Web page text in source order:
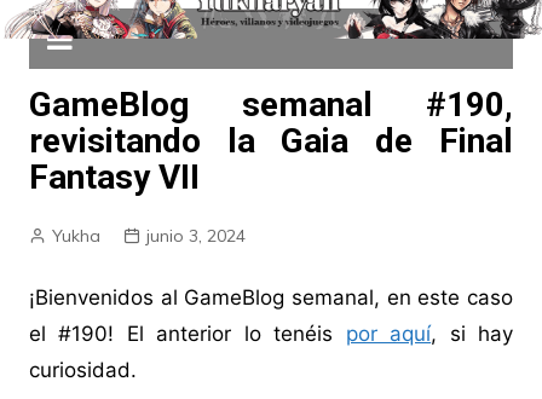
GameBlog semanal #190,
revisitando la Gaia de Final
Fantasy VII
Yukha junio 3, 2024
¡Bienvenidos al GameBlog semanal, en este caso
el #190! El anterior lo tenéis por aquí, si hay
curiosidad.